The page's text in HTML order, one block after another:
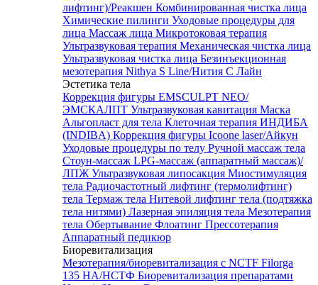
лифтинг)/Реакшен Комбинированная чистка лица
Химические пилинги Уходовые процедуры для
лица Массаж лица Микротоковая терапия
Ультразвуковая терапия Механическая чистка лица
Ультразвуковая чистка лица Безинъекционная
мезотерапия Nithya S Line/Нития С Лайн
Эстетика тела
Коррекция фигуры EMSCULPT NEO/
ЭМСКАЛПТ Ультразвуковая кавитация Маска
Альгопласт для тела Клеточная терапия ИНДИБА
(INDIBA) Коррекция фигуры Icoone laser/Айкун
Уходовые процедуры по телу Ручной массаж тела
Стоун-массаж LPG-массаж (аппаратный массаж)/
ЛПЖ Ультразвуковая липосакция Миостимуляция
тела Радиочастотный лифтинг (термолифтинг)
тела Термаж тела Нитевой лифтинг тела (подтяжка
тела нитями) Лазерная эпиляция тела Мезотерапия
тела Обертывание Флоатинг Прессотерапия
Аппаратный педикюр
Биоревитализация
Мезотерапия/биоревитализация с NCTF Filorga
135 HA/НСТФ Биоревитализация препаратами